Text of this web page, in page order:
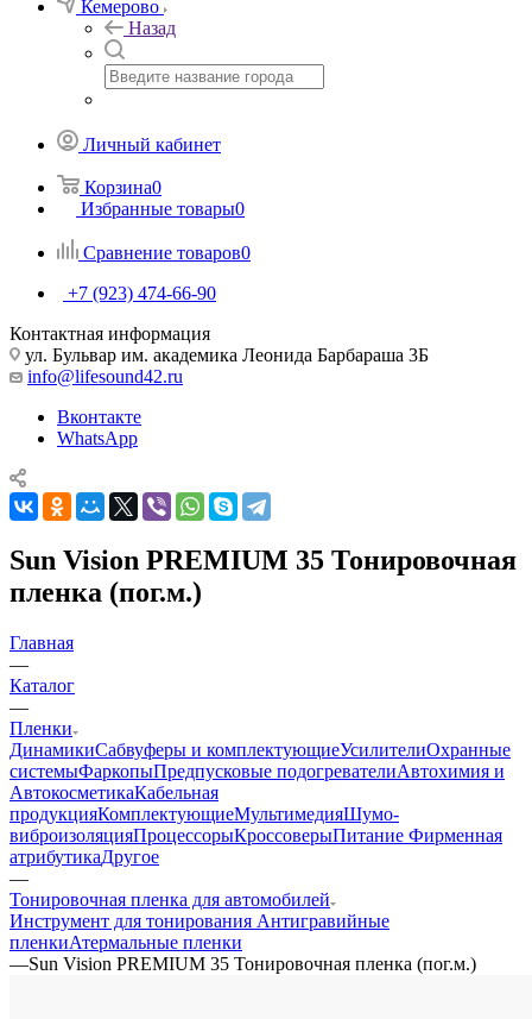
Кемерово
Назад
Личный кабинет
Корзина0
Избранные товары0
Сравнение товаров0
+7 (923) 474-66-90
Контактная информация
ул. Бульвар им. академика Леонида Барбараша 3Б
info@lifesound42.ru
Вконтакте
WhatsApp
Sun Vision PREMIUM 35 Тонировочная
пленка (пог.м.)
Главная
—
Каталог
—
Пленки
ДинамикиСабвуферы и комплектующиеУсилителиОхранные
системыФаркопыПредпусковые подогревателиАвтохимия и
АвтокосметикаКабельная
продукцияКомплектующиеМультимедияШумо-
виброизоляцияПроцессорыКроссоверыПитание Фирменная
атрибутикаДругое
—
Тонировочная пленка для автомобилей
Инструмент для тонирования Антигравийные
пленкиАтермальные пленки
—Sun Vision PREMIUM 35 Тонировочная пленка (пог.м.)